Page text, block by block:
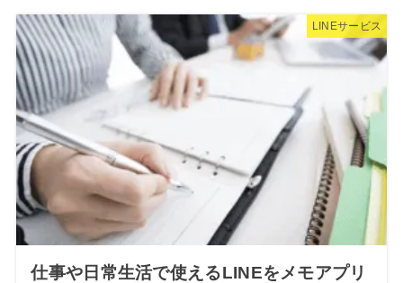
LINEサービス
仕事や日常生活で使えるLINEをメモアプリ